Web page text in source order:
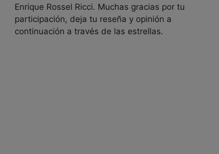
Enrique Rossel Ricci. Muchas gracias por tu
participación, deja tu reseña y opinión a
continuación a través de las estrellas.